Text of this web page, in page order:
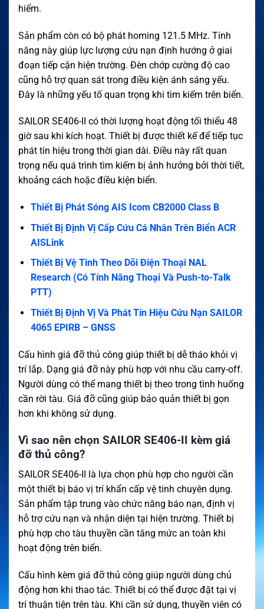
hiểm.
Sản phẩm còn có bộ phát homing 121.5 MHz. Tính
năng này giúp lực lượng cứu nạn định hướng ở giai
đoạn tiếp cận hiện trường. Đèn chớp cường độ cao
cũng hỗ trợ quan sát trong điều kiện ánh sáng yếu.
Đây là những yếu tố quan trọng khi tìm kiếm trên biển.
SAILOR SE406-II có thời lượng hoạt động tối thiểu 48
giờ sau khi kích hoạt. Thiết bị được thiết kế để tiếp tục
phát tín hiệu trong thời gian dài. Điều này rất quan
trọng nếu quá trình tìm kiếm bị ảnh hưởng bởi thời tiết,
khoảng cách hoặc điều kiện biển.
Thiết Bị Phát Sóng AIS Icom CB2000 Class B
Thiết Bị Định Vị Cấp Cứu Cá Nhân Trên Biển ACR
AISLink
Thiết Bị Vệ Tinh Theo Dõi Điện Thoại NAL
Research (Có Tính Năng Thoại Và Push-to-Talk
PTT)
Thiết Bị Định Vị Và Phát Tín Hiệu Cứu Nạn SAILOR
4065 EPIRB – GNSS
Cấu hình giá đỡ thủ công giúp thiết bị dễ tháo khỏi vị
trí lắp. Dạng giá đỡ này phù hợp với nhu cầu carry-off.
Người dùng có thể mang thiết bị theo trong tình huống
cần rời tàu. Giá đỡ cũng giúp bảo quản thiết bị gọn
hơn khi không sử dụng.
Vì sao nên chọn SAILOR SE406-II kèm giá
đỡ thủ công?
SAILOR SE406-II là lựa chọn phù hợp cho người cần
một thiết bị báo vị trí khẩn cấp vệ tinh chuyên dụng.
Sản phẩm tập trung vào chức năng báo nạn, định vị
hỗ trợ cứu nạn và nhận diện tại hiện trường. Thiết bị
phù hợp cho tàu thuyền cần tăng mức an toàn khi
hoạt động trên biển.
Cấu hình kèm giá đỡ thủ công giúp người dùng chủ
động hơn khi thao tác. Thiết bị có thể được đặt tại vị
trí thuận tiện trên tàu. Khi cần sử dụng, thuyền viên có